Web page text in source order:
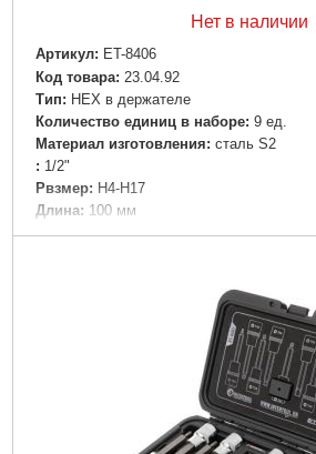
Нет в наличии
Артикул: ET-8406
Код товара: 23.04.92
Tип: HEX в держателе
Количество единиц в наборе: 9 ед.
Материал изготовления: cталь S2
: 1/2"
Рвзмер: H4-H17
Дли­на: 100 мм
Вес: 1,460 кг
Подробнее...